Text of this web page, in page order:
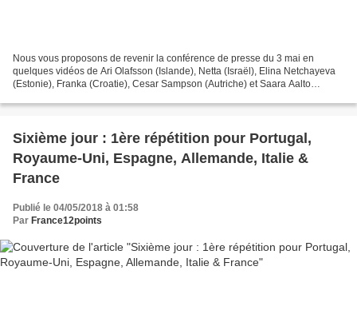
Nous vous proposons de revenir la conférence de presse du 3 mai en
quelques vidéos de Ari Olafsson (Islande), Netta (Israël), Elina Netchayeva
(Estonie), Franka (Croatie), Cesar Sampson (Autriche) et Saara Aalto
Sixième jour : 1ère répétition pour Portugal,
Royaume-Uni, Espagne, Allemande, Italie &
France
Publié le 04/05/2018 à 01:58
Par France12points